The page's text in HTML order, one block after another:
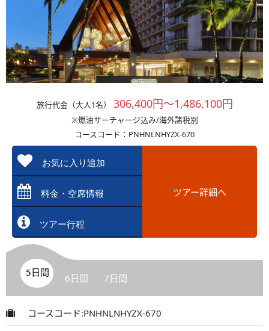
旅行代金（大人1名） 306,400円～1,486,100円
※燃油サーチャージ込み/海外諸税別
コースコード：PNHNLNHYZX-670
お気に入り追加
料金・空席情報
ツアー行程
ツアー詳細へ
5日間 6日間 7日間
コースコード:PNHNLNHYZX-670